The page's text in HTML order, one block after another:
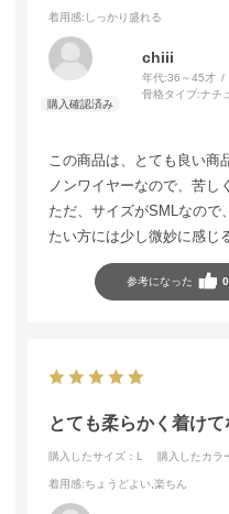
着用感:しっかり盛れる
chiii
年代:36～45才
骨格タイプ:ナチ
この商品は、とても良い商
ノンワイヤーなので、苦し
ただ、サイズがSMLなので
たい方には少し微妙に感じ
参考になった 0
とても柔らかく着け
購入したサイズ：L 購入したカラ
着用感:ちょうどよい,楽ちん